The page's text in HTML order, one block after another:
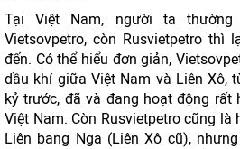
Tại Việt Nam, người ta thường
Vietsovpetro, còn Rusvietpetro thì
đến. Có thể hiểu đơn giản,
dầu khí giữa Việt Nam và Liên Xô,
kỷ trước, đã và đang hoạt động rất
Việt Nam. Còn Rusvietpetro cũng
Liên bang Nga (Liên Xô cũ),